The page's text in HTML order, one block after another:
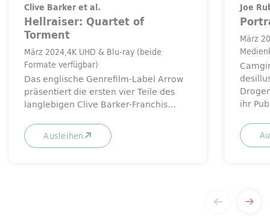
Clive Barker et al.
Hellraiser: Quartet of
Torment
März 20244K UHD & Blu-ray (beide
Formate verfügbar)
Das englische Genrefilm-Label Arrow
präsentiert die ersten vier Teile des
langlebigen Clive Barker-Franchis…
Ausleihen
Joe
März
ihr